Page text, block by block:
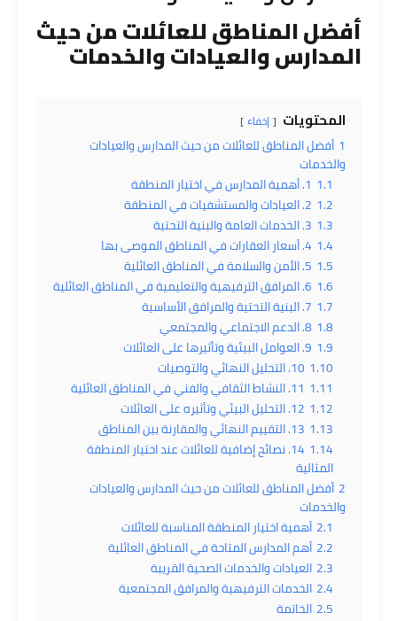
أفضل المناطق للعائلات من حيث
المدارس والعيادات والخدمات
المحتويات إخفاء
1 أفضل المناطق للعائلات من حيث المدارس والعيادات
والخدمات
1.1 1. أهمية المدارس في اختيار المنطقة
1.2 2. العيادات والمستشفيات في المنطقة
1.3 3. الخدمات العامة والبنية التحتية
1.4 4. أسعار العقارات في المناطق الموصى بها
1.5 5. الأمن والسلامة في المناطق العائلية
1.6 6. المرافق الترفيهية والتعليمية في المناطق العائلية
1.7 7. البنية التحتية والمرافق الأساسية
1.8 8. الدعم الاجتماعي والمجتمعي
1.9 9. العوامل البيئية وتأثيرها على العائلات
1.10 10. التحليل النهائي والتوصيات
1.11 11. النشاط الثقافي والفني في المناطق العائلية
1.12 12. التحليل البيئي وتأثيره على العائلات
1.13 13. التقييم النهائي والمقارنة بين المناطق
1.14
14. نصائح إضافية للعائلات عند اختيار المنطقة
المثالية
2 أفضل المناطق للعائلات من حيث المدارس والعيادات
والخدمات
2.1 أهمية اختيار المنطقة المناسبة للعائلات
2.2 أهم المدارس المتاحة في المناطق العائلية
2.3 العيادات والخدمات الصحية القريبة
2.4 الخدمات الترفيهية والمرافق المجتمعية
2.5 الخاتمة